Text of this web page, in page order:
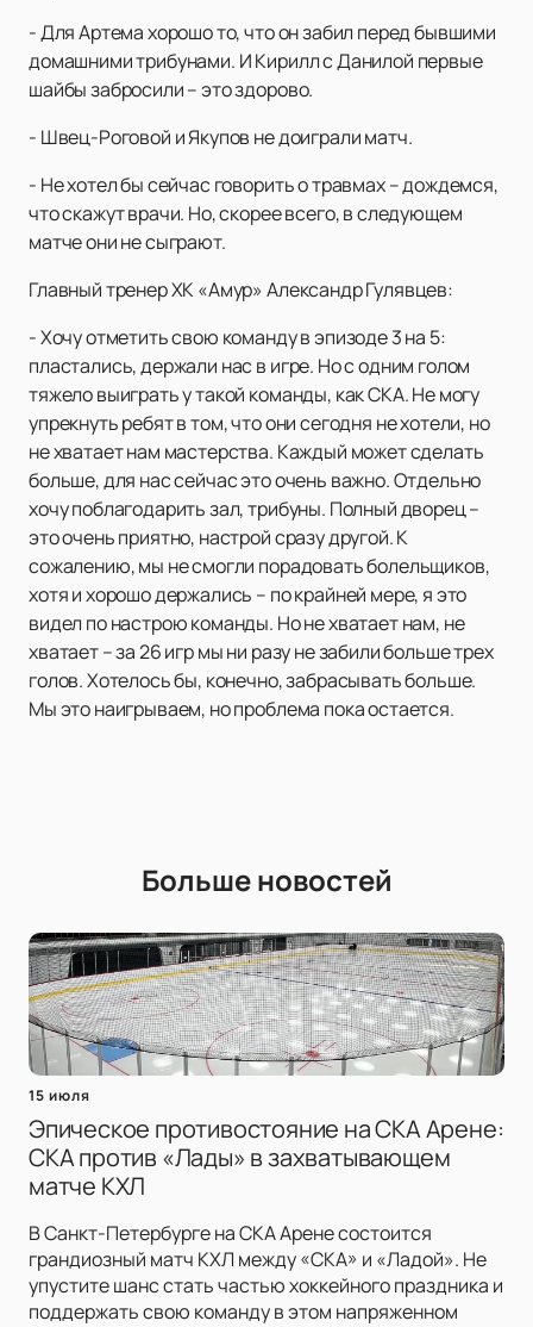
- Для Артема хорошо то, что он забил перед бывшими
домашними трибунами. И Кирилл с Данилой первые
шайбы забросили – это здорово.
- Швец-Роговой и Якупов не доиграли матч.
- Не хотел бы сейчас говорить о травмах – дождемся,
что скажут врачи. Но, скорее всего, в следующем
матче они не сыграют.
Главный тренер ХК «Амур» Александр Гулявцев:
- Хочу отметить свою команду в эпизоде 3 на 5:
пластались, держали нас в игре. Но с одним голом
тяжело выиграть у такой команды, как СКА. Не могу
упрекнуть ребят в том, что они сегодня не хотели, но
не хватает нам мастерства. Каждый может сделать
больше, для нас сейчас это очень важно. Отдельно
хочу поблагодарить зал, трибуны. Полный дворец –
это очень приятно, настрой сразу другой. К
сожалению, мы не смогли порадовать болельщиков,
хотя и хорошо держались – по крайней мере, я это
видел по настрою команды. Но не хватает нам, не
хватает – за 26 игр мы ни разу не забили больше трех
голов. Хотелось бы, конечно, забрасывать больше.
Мы это наигрываем, но проблема пока остается.
Больше новостей
15 июля
Эпическое противостояние на СКА Арене:
СКА против «Лады» в захватывающем
матче КХЛ
В Санкт-Петербурге на СКА Арене состоится
грандиозный матч КХЛ между «СКА» и «Ладой». Не
упустите шанс стать частью хоккейного праздника и
поддержать свою команду в этом напряженном